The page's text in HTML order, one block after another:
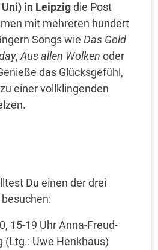
in Leipzigdie Post
mit mehreren hundert
Songs wie Das Gold
, Aus allen Wolken oder
das Glücksgefühl,
einer vollklingenden
Du einen der drei
15-19 Uhr Anna-Freud-
(Ltg.: Uwe Henkhaus)